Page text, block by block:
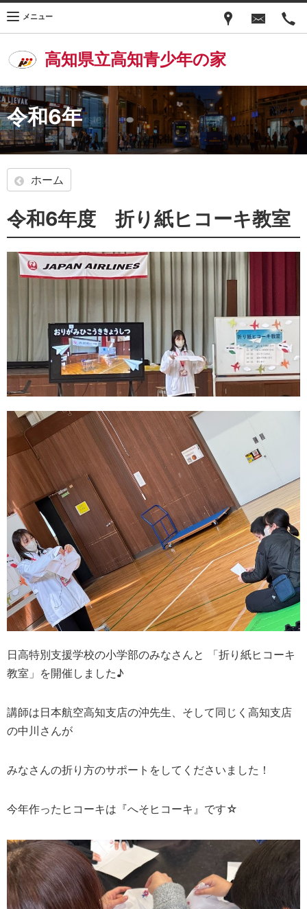
高知県立高知青少年の家
メニュー
令和6年
ホーム
令和6年度 折り紙ヒコーキ教室
日高特別支援学校の小学部のみなさんと 「折り紙ヒコーキ
教室」を開催しました♪
講師は日本航空高知支店の沖先生、そして同じく高知支店
の中川さんが
みなさんの折り方のサポートをしてくださいました！
今年作ったヒコーキは『へそヒコーキ』です☆